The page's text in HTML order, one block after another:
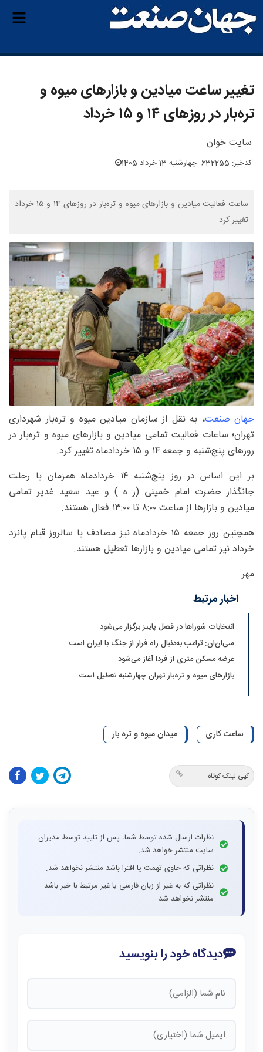
تغییر ساعت میادین و بازارهای میوه و
تره‌بار در روزهای ۱۴ و ۱۵ خرداد
سایت خوان
کدخبر: 632255 چهارشنبه 13 خرداد 1405
ساعت فعالیت میادین و بازارهای میوه و تره‌بار در روزهای ۱۴ و ۱۵ خرداد
تغییر کرد.
جهان صنعت، به نقل از سازمان میادین میوه و تره‌بار شهرداری
تهران؛ ساعات فعالیت تمامی میادین و بازارهای میوه و تره‌بار در
روزهای پنج‌شنبه و جمعه ۱۴ و ۱۵ خردادماه تغییر کرد.
بر این اساس در روز پنج‌شنبه ۱۴ خردادماه همزمان با رحلت
جانگذار حضرت امام خمینی (ر ه ) و عید سعید غدیر تمامی
میادین و بازارها از ساعت ۸:۰۰ تا ۱۳:۰۰ فعال هستند.
همچنین روز جمعه ۱۵ خردادماه نیز مصادف با سالروز قیام پانزد
خرداد نیز تمامی میادین و بازارها تعطیل هستند.
مهر
اخبار مرتبط
انتخابات شوراها در فصل پاییز برگزار می‌شود
سی‌ان‌ان: ترامپ به‌دنبال راه فرار از جنگ با ایران است
عرضه مسکن متری از فردا آغاز می‌شود
بازارهای میوه و تره‌بار تهران چهارشنبه تعطیل است
ساعت کاری میدان میوه و تره بار
کپی لینک کوتاه
نظرات ارسال شده توسط شما، پس از تایید توسط مدیران
سایت منتشر خواهد شد.
نظراتی که حاوی تهمت یا افترا باشد منتشر نخواهد شد.
نظراتی که به غیر از زبان فارسی یا غیر مرتبط با خبر باشد
منتشر نخواهد شد.
دیدگاه خود را بنویسید